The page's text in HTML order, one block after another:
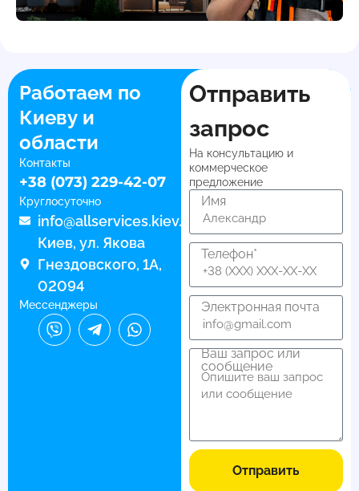
Работаем по
Киеву и
области
Контакты
+38 (073) 229-42-07
Круглосуточно
info@allservices.kiev.ua
Киев, ул. Якова
Гнездовского, 1А,
02094
Мессенджеры
Отправить
запрос
На консультацию и
коммерческое
предложение
Имя
Телефон*
Электронная почта
Ваш запрос или
сообщение
Отправить